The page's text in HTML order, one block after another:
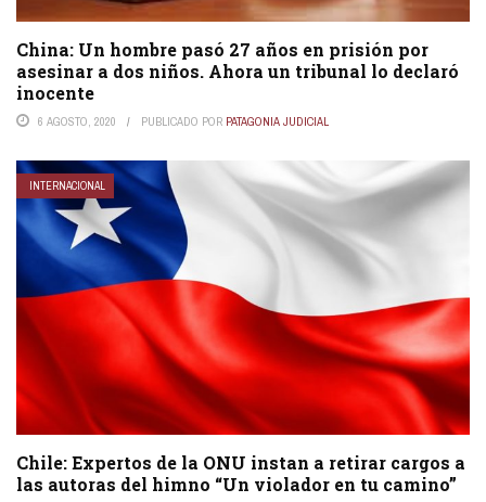
China: Un hombre pasó 27 años en prisión por
asesinar a dos niños. Ahora un tribunal lo declaró
inocente
6 AGOSTO, 2020 PUBLICADO POR PATAGONIA JUDICIAL
INTERNACIONAL
Chile: Expertos de la ONU instan a retirar cargos a
las autoras del himno “Un violador en tu camino”